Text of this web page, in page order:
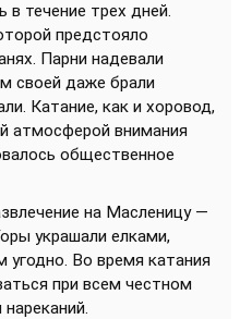
в течение трех дней.
предстояло
Парни надевали
своей даже брали
Катание, как и хоровод,
атмосферой внимания
общественное
на Масленицу —
украшали елками,
угодно. Во время катания
при всем честном